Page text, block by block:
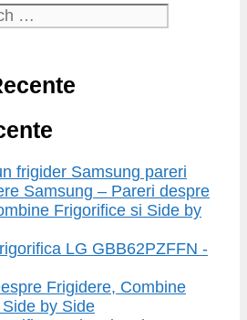
Samsung – Pareri despre
Frigorifice si Side by
Frigidere, Combine
by Side